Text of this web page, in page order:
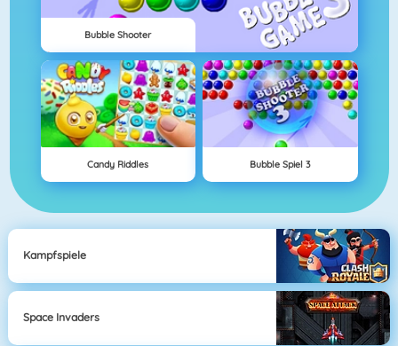
Bubble Shooter
Candy Riddles Bubble Spiel 3
Kampfspiele
Space Invaders